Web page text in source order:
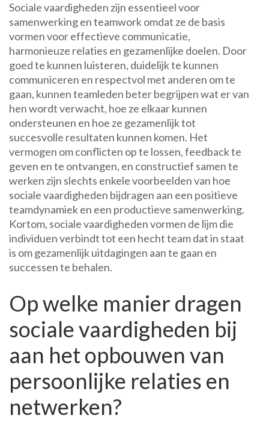
Sociale vaardigheden zijn essentieel voor
samenwerking en teamwork omdat ze de basis
vormen voor effectieve communicatie,
harmonieuze relaties en gezamenlijke doelen. Door
goed te kunnen luisteren, duidelijk te kunnen
communiceren en respectvol met anderen om te
gaan, kunnen teamleden beter begrijpen wat er van
hen wordt verwacht, hoe ze elkaar kunnen
ondersteunen en hoe ze gezamenlijk tot
succesvolle resultaten kunnen komen. Het
vermogen om conflicten op te lossen, feedback te
geven en te ontvangen, en constructief samen te
werken zijn slechts enkele voorbeelden van hoe
sociale vaardigheden bijdragen aan een positieve
teamdynamiek en een productieve samenwerking.
Kortom, sociale vaardigheden vormen de lijm die
individuen verbindt tot een hecht team dat in staat
is om gezamenlijk uitdagingen aan te gaan en
successen te behalen.
Op welke manier dragen
sociale vaardigheden bij
aan het opbouwen van
persoonlijke relaties en
netwerken?